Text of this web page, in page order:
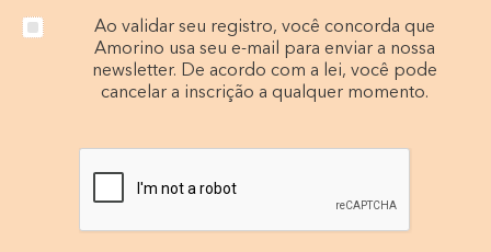
Ao validar seu registro, você concorda que
Amorino usa seu e-mail para enviar a nossa
newsletter. De acordo com a lei, você pode
cancelar a inscrição a qualquer momento.